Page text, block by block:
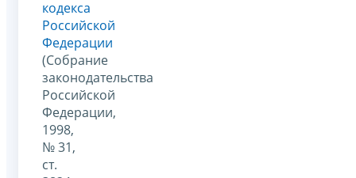
кодекса
Российской
Федерации
(Собрание
законодательства
Российской
Федерации,
1998,
№ 31,
ст.